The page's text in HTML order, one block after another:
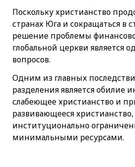
Поскольку христианство
странах Юга и сокращаться в
решение проблемы
глобальной церкви является
вопросов.
Одним из главных
разделения является обилие
слабеющее христианство и
развивающееся христианство,
институционально
минимальными ресурсами.